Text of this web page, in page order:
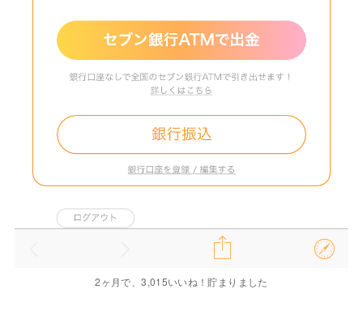
2ヶ月で、3,015いいね！貯まりました